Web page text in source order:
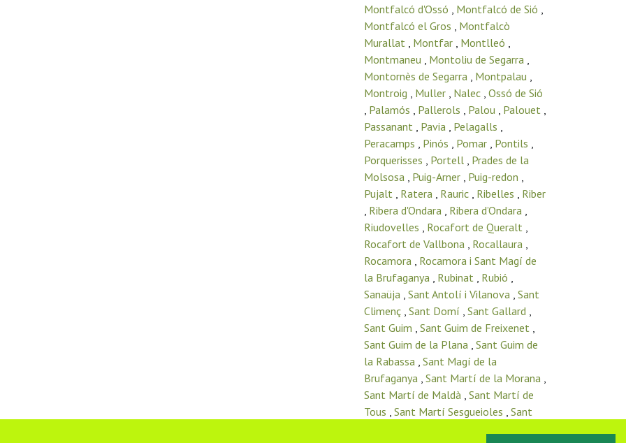
Montfalcó d'Ossó , Montfalcó de Sió ,
Montfalcó el Gros , Montfalcò
Murallat , Montfar , Montlleó ,
Montmaneu , Montoliu de Segarra ,
Montornès de Segarra , Montpalau ,
Montroig , Muller , Nalec , Ossó de Sió
, Palamós , Pallerols , Palou , Palouet ,
Passanant , Pavia , Pelagalls ,
Peracamps , Pinós , Pomar , Pontils ,
Porquerisses , Portell , Prades de la
Molsosa , Puig-Arner , Puig-redon ,
Pujalt , Ratera , Rauric , Ribelles , Riber
, Ribera d'Ondara , Ribera d’Ondara ,
Riudovelles , Rocafort de Queralt ,
Rocafort de Vallbona , Rocallaura ,
Rocamora , Rocamora i Sant Magí de
la Brufaganya , Rubinat , Rubió ,
Sanaüja , Sant Antolí i Vilanova , Sant
Climenç , Sant Domí , Sant Gallard ,
Sant Guim , Sant Guim de Freixenet ,
Sant Guim de la Plana , Sant Guim de
la Rabassa , Sant Magí de la
Brufaganya , Sant Martí de la Morana ,
Sant Martí de Maldà , Sant Martí de
Tous , Sant Martí Sesgueioles , Sant